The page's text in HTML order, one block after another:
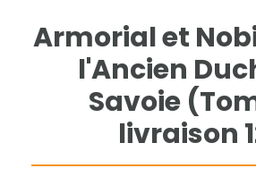
Armorial et
l'Ancien
Savoie
livraison